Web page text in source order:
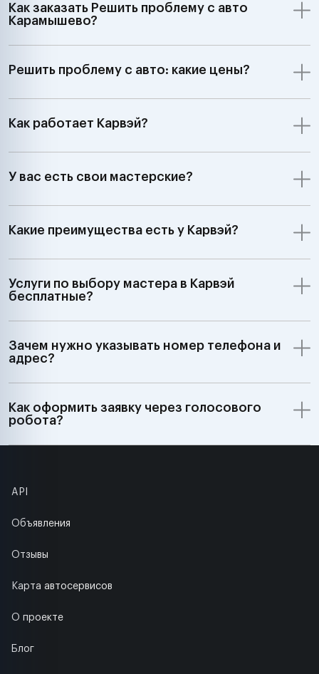
Как заказать Решить проблему с авто
Карамышево?
Решить проблему с авто: какие цены?
Как работает Карвэй?
У вас есть свои мастерские?
Какие преимущества есть у Карвэй?
Услуги по выбору мастера в Карвэй
бесплатные?
Зачем нужно указывать номер телефона и
адрес?
Как оформить заявку через голосового
робота?
API
Объявления
Отзывы
Карта автосервисов
О проекте
Блог